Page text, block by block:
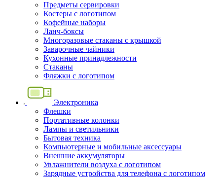
Предметы сервировки
Костеры с логотипом
Кофейные наборы
Ланч-боксы
Многоразовые стаканы с крышкой
Заварочные чайники
Кухонные принадлежности
Стаканы
Фляжки с логотипом
Электроника
Флешки
Портативные колонки
Лампы и светильники
Бытовая техника
Компьютерные и мобильные аксессуары
Внешние аккумуляторы
Увлажнители воздуха с логотипом
Зарядные устройства для телефона с логотипом